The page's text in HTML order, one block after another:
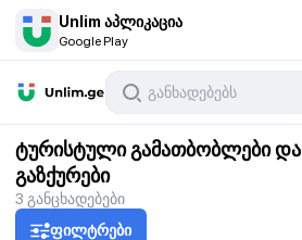
Unlim აპლიკაცია
Google Play
ტურისტული გამათბობლები და
გაზქურები
3 განცხადებები
ფილტრები